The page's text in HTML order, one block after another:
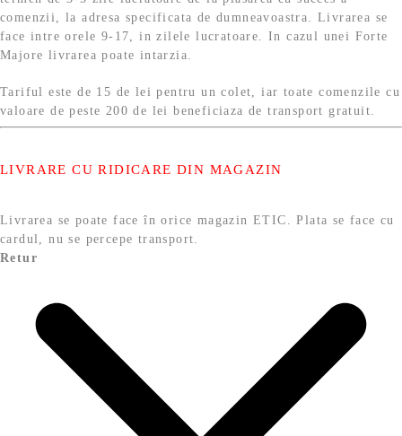
comenzii, la adresa specificata de dumneavoastra. Livrarea se
face intre orele 9-17, in zilele lucratoare. In cazul unei Forte
Majore livrarea poate intarzia.
Tariful este de 15 de lei pentru un colet, iar toate comenzile cu
valoare de peste 200 de lei beneficiaza de transport gratuit.
LIVRARE CU RIDICARE DIN MAGAZIN
Livrarea se poate face în orice magazin ETIC. Plata se face cu
cardul, nu se percepe transport.
Retur